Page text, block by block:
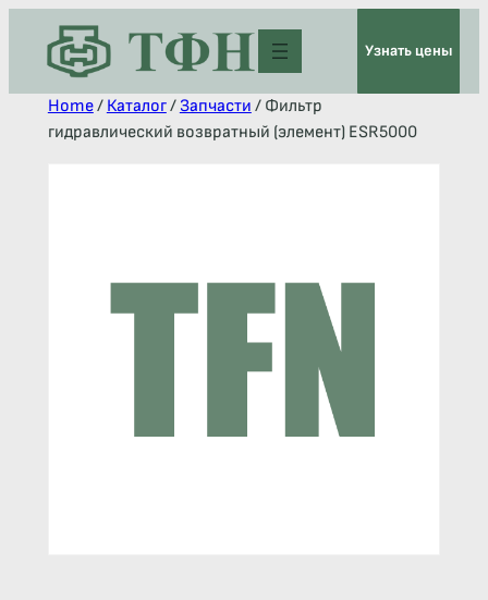
Узнать цены
Home/ Каталог/ Запчасти / Фильтр
гидравлический возвратный (элемент) ESR5000